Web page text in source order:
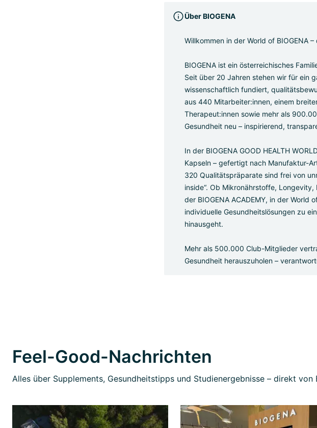
Über BIOGENA
Willkommen in der World of BIOGENA
BIOGENA ist ein österreichisches
Seit über 20 Jahren stehen wir für ein
wissenschaftlich fundiert,
aus 440 Mitarbeiter:innen, einem
Therapeut:innen sowie mehr als
Gesundheit neu – inspirierend,
In der BIOGENA GOOD HEALTH
Kapseln – gefertigt nach Manufaktur-
320 Qualitätspräparate sind frei von
inside“. Ob Mikronährstoffe,
der BIOGENA ACADEMY, in der World
individuelle Gesundheitslösungen zu
hinausgeht.
Mehr als 500.000 Club-Mitglieder
Gesundheit herauszuholen –
Feel-Good-Nachrichten
Alles über Supplements, Gesundheitstipps und Studienergebnisse – direkt von